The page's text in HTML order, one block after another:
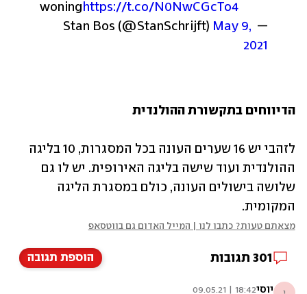
woning https://t.co/N0NwCGcTo4
— Stan Bos (@StanSchrijft)
May 9,
2021
הדיווחים בתקשורת ההולנדית
המקומית.
מצאתם טעות? כתבו לנו | המייל האדום גם בווטסאפ
הוספת תגובה 301 תגובות
יוסי18:42 | 09.05.21